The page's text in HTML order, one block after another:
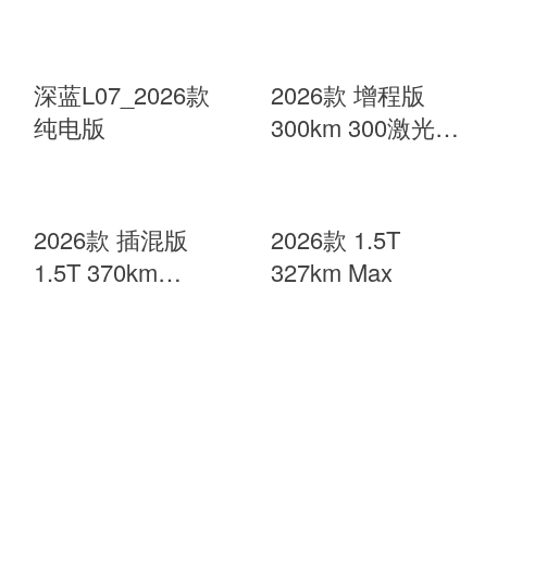
深蓝L07_2026款
纯电版
2026款 增程版
300km 300激光雷
2026款 插混版
1.5T 370km
2026款 1.5T
327km Max